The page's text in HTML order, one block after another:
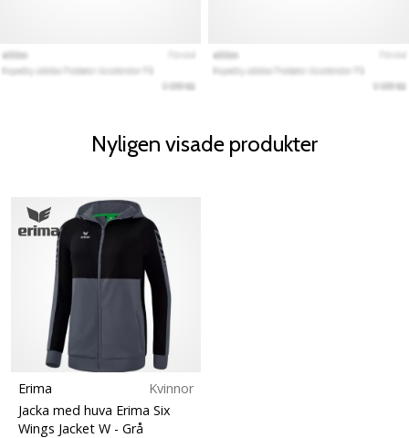
Nyligen visade produkter
Erima
Kvinnor
Jacka med huva Erima Six
Wings Jacket W - Grå